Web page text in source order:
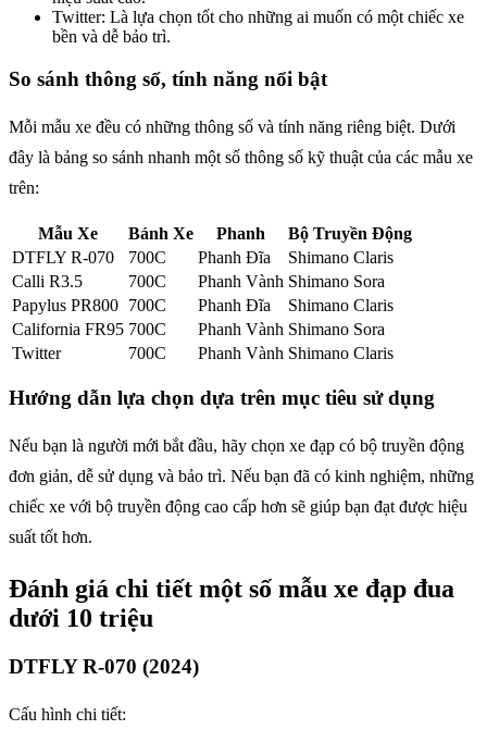
Twitter: Là lựa chọn tốt cho những ai muốn có một chiếc xe
bền và dễ bảo trì.
So sánh thông số, tính năng nổi bật
Mỗi mẫu xe đều có những thông số và tính năng riêng biệt. Dưới
đây là bảng so sánh nhanh một số thông số kỹ thuật của các mẫu xe
trên:
Mẫu Xe Bánh Xe Phanh
Bộ Truyền Động
DTFLY R-070
700C Phanh Đĩa
Shimano Claris
Calli R3.5
700C Phanh Vành Shimano Sora
Papylus PR800 700C Phanh Đĩa
Shimano Claris
California FR95 700C Phanh Vành Shimano Sora
Twitter
700C Phanh Vành Shimano Claris
Hướng dẫn lựa chọn dựa trên mục tiêu sử dụng
Nếu bạn là người mới bắt đầu, hãy chọn xe đạp có bộ truyền động
đơn giản, dễ sử dụng và bảo trì. Nếu bạn đã có kinh nghiệm, những
chiếc xe với bộ truyền động cao cấp hơn sẽ giúp bạn đạt được hiệu
suất tốt hơn.
Đánh giá chi tiết một số mẫu xe đạp đua
dưới 10 triệu
DTFLY R-070 (2024)
Cấu hình chi tiết: